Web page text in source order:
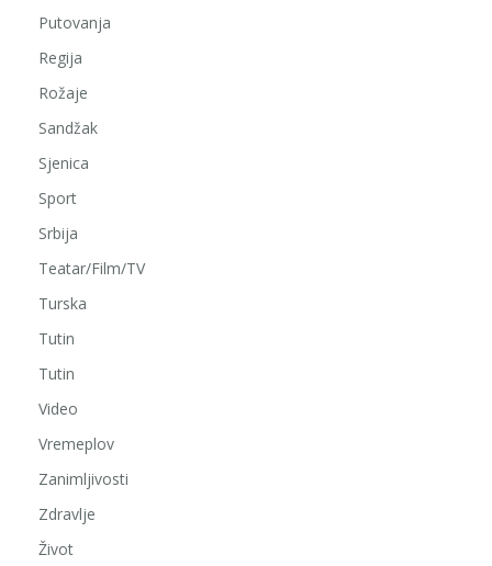
Putovanja
Regija
Rožaje
Sandžak
Sjenica
Sport
Srbija
Teatar/Film/TV
Turska
Tutin
Tutin
Video
Vremeplov
Zanimljivosti
Zdravlje
Život